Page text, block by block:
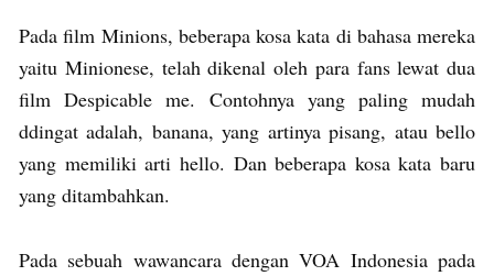
Pada film Minions, beberapa kosa kata di bahasa mereka
yaitu Minionese, telah dikenal oleh para fans lewat dua
film Despicable me. Contohnya yang paling mudah
ddingat adalah, banana, yang artinya pisang, atau bello
yang memiliki arti hello. Dan beberapa kosa kata baru
yang ditambahkan.
Pada sebuah wawancara dengan VOA Indonesia pada